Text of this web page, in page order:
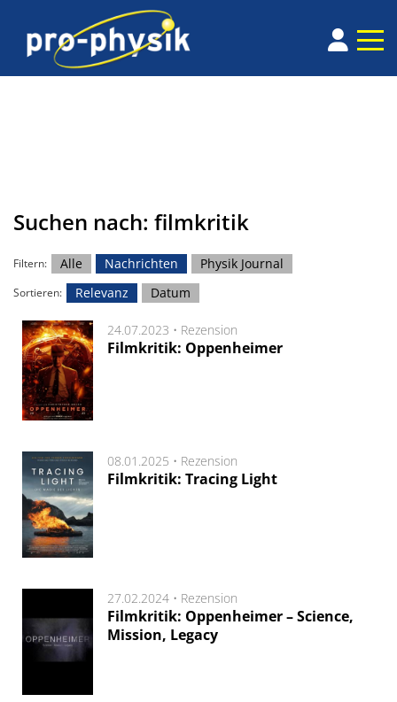
Suchen nach: filmkritik
Filtern: Alle Nachrichten Physik Journal
Sortieren: Relevanz Datum
24.07.2023 • Rezension
Filmkritik: Oppenheimer
08.01.2025 • Rezension
Filmkritik: Tracing Light
27.02.2024 • Rezension
Filmkritik: Oppenheimer – Science,
Mission, Legacy